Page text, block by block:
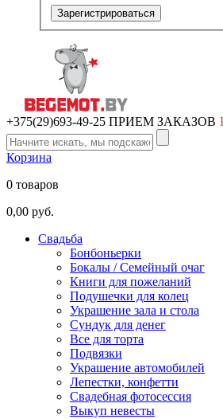
Зарегистрироваться
+375(29)693-49-25 ПРИЕМ ЗАКАЗОВ
Корзина
0 товаров
0,00 руб.
Свадьба
Бонбоньерки
Бокалы / Семейный очаг
Книги для пожеланий
Подушечки для колец
Украшение зала и стола
Сундук для денег
Все для торта
Подвязки
Украшение автомобилей
Лепестки, конфетти
Свадебная фотосессия
Выкуп невесты